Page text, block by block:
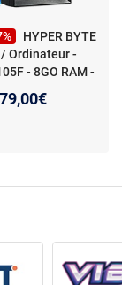
HYPER BYTE
Ordinateur -
- 8GO RAM -
avec
10105F a 4,4
: prix :